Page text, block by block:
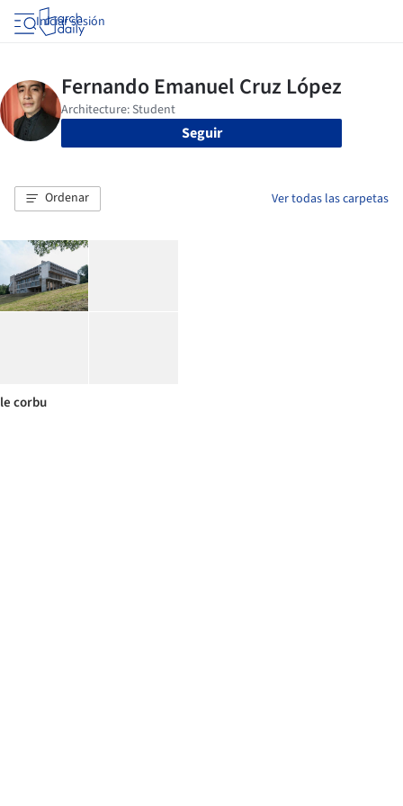
Iniciar sesión
Seguir
Ordenar Ver todas las carpetas
le corbu